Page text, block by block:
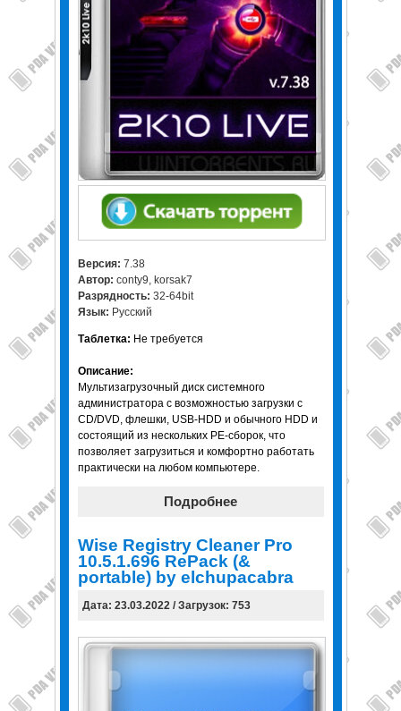
Версия: 7.38
Автор: conty9, korsak7
Разрядность: 32-64bit
Язык: Русский
Таблетка: Не требуется
Описание:
Мультизагрузочный диск системного
администратора с возмoжностью загрузки c
CD/DVD, флешки, USB-HDD и обычного HDD и
состоящий из нескольких PE-сборок, что
позволяет загрузиться и комфортно работать
практически на любом компьютере.
Подробнее
Wise Registry Cleaner Pro
10.5.1.696 RePack (&
portable) by elchupacabra
Дата: 23.03.2022 / Загрузок: 753